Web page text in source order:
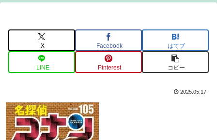
X Facebook はてブ
LINE Pinterest コピー
2025.05.17